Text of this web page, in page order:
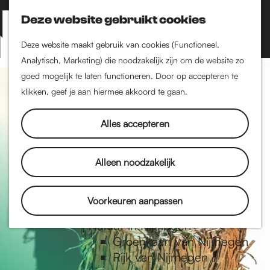
Deze website gebruikt cookies
Deze website maakt gebruik van cookies (Functioneel,
Analytisch, Marketing) die noodzakelijk zijn om de website zo
goed mogelijk te laten functioneren. Door op accepteren te
klikken, geef je aan hiermee akkoord te gaan.
Alles accepteren
Alleen noodzakelijk
Voorkeuren aanpassen
Z
o
e
k
e
K
a
a
r
t
M
e
n
Nijmegen-Nieuw-West
Dukenburg
Lindenholt
Historie
De oudste stad van
Nederland
Historische tijdlijn
Romeinse Limes
Vrede van Nijmegen
Penning
Natuur in Nijmegen
Groenkaart van Nijmegen
Rijk van Nijmegen